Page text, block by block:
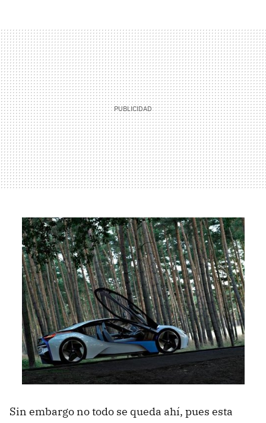
Sin embargo no todo se queda ahí, pues esta